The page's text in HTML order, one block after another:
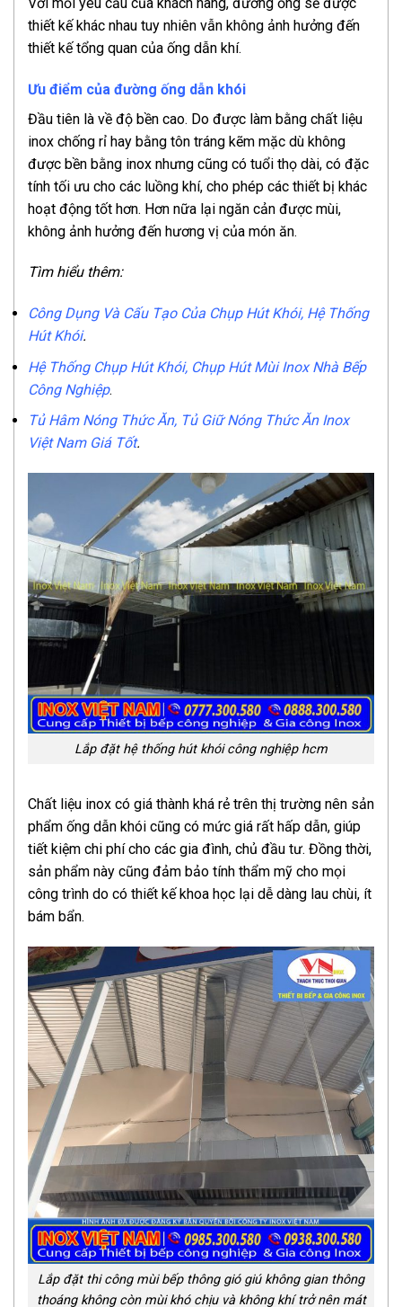
thiết kế khác nhau tuy nhiên vẫn không ảnh hưởng đến
thiết kế tổng quan của ống dẫn khí.
Ưu điểm của đường ống dẫn khói
Đầu tiên là về độ bền cao. Do được làm bằng chất liệu
inox chống rỉ hay bằng tôn tráng kẽm mặc dù không
được bền bằng inox nhưng cũng có tuổi thọ dài, có đặc
tính tối ưu cho các luồng khí, cho phép các thiết bị khác
hoạt động tốt hơn. Hơn nữa lại ngăn cản được mùi,
không ảnh hưởng đến hương vị của món ăn.
Tìm hiểu thêm:
Công Dụng Và Cấu Tạo Của Chụp Hút Khói, Hệ Thống
Hút Khói.
Hệ Thống Chụp Hút Khói, Chụp Hút Mùi Inox Nhà Bếp
Công Nghiệp.
Tủ Hâm Nóng Thức Ăn, Tủ Giữ Nóng Thức Ăn Inox
Việt Nam Giá Tốt.
Lắp đặt hệ thống hút khói công nghiệp hcm
Chất liệu inox có giá thành khá rẻ trên thị trường nên sản
phẩm ống dẫn khói cũng có mức giá rất hấp dẫn, giúp
tiết kiệm chi phí cho các gia đình, chủ đầu tư. Đồng thời,
sản phẩm này cũng đảm bảo tính thẩm mỹ cho mọi
công trình do có thiết kế khoa học lại dễ dàng lau chùi, ít
bám bẩn.
Lắp đặt thi công mùi bếp thông gió giú không gian thông
thoáng không còn mùi khó chịu và không khí trở nên mát